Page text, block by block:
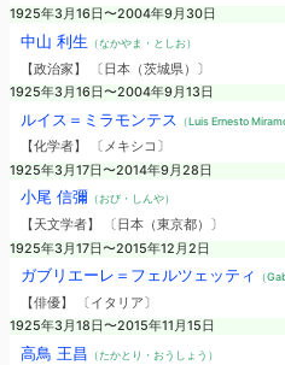
1925年3月16日〜2004年9月30日
中山 利生 （なかやま・としお）
【政治家】 〔日本（茨城県）〕
1925年3月16日〜2004年9月13日
ルイス＝ミラモンテス （Luis Ernesto
【化学者】 〔メキシコ〕
1925年3月17日〜2014年9月28日
小尾 信彌 （おび・しんや）
【天文学者】 〔日本（東京都）〕
1925年3月17日〜2015年12月2日
ガブリエーレ＝フェルツェッティ （
【俳優】 〔イタリア〕
1925年3月18日〜2015年11月15日
高鳥 王昌 （たかとり・おうしょう）